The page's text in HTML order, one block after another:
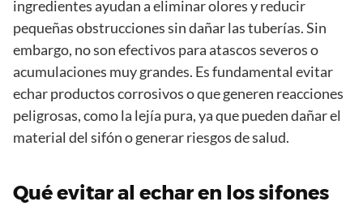
ingredientes ayudan a eliminar olores y reducir
pequeñas obstrucciones sin dañar las tuberías. Sin
embargo, no son efectivos para atascos severos o
acumulaciones muy grandes. Es fundamental evitar
echar productos corrosivos o que generen reacciones
peligrosas, como la lejía pura, ya que pueden dañar el
material del sifón o generar riesgos de salud.
Qué evitar al echar en los sifones